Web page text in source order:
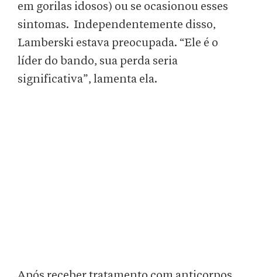
em gorilas idosos) ou se ocasionou esses
sintomas. Independentemente disso,
Lamberski estava preocupada. “Ele é o
líder do bando, sua perda seria
significativa”, lamenta ela.